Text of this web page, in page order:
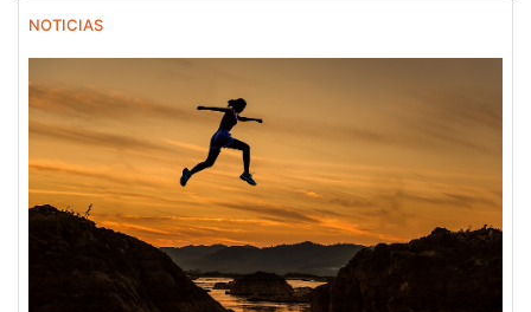
NOTICIAS